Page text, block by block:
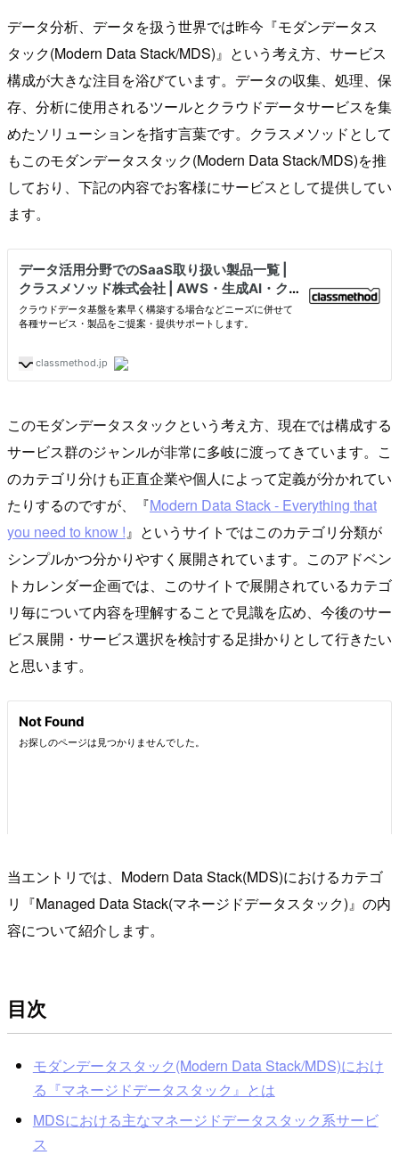
データ分析、データを扱う世界では昨今『モダンデータス
タック(Modern Data Stack/MDS)』という考え方、サービス
構成が大きな注目を浴びています。データの収集、処理、保
存、分析に使用されるツールとクラウドデータサービスを集
めたソリューションを指す言葉です。クラスメソッドとして
もこのモダンデータスタック(Modern Data Stack/MDS)を推
しており、下記の内容でお客様にサービスとして提供してい
ます。
このモダンデータスタックという考え方、現在では構成する
サービス群のジャンルが非常に多岐に渡ってきています。こ
のカテゴリ分けも正直企業や個人によって定義が分かれてい
たりするのですが、『Modern Data Stack - Everything that
you need to know !』というサイトではこのカテゴリ分類が
シンプルかつ分かりやすく展開されています。このアドベン
トカレンダー企画では、このサイトで展開されているカテゴ
リ毎について内容を理解することで見識を広め、今後のサー
ビス展開・サービス選択を検討する足掛かりとして行きたい
と思います。
当エントリでは、Modern Data Stack(MDS)におけるカテゴ
リ『Managed Data Stack(マネージドデータスタック)』の内
容について紹介します。
目次
モダンデータスタック(Modern Data Stack/MDS)におけ
る『マネージドデータスタック』とは
MDSにおける主なマネージドデータスタック系サービ
ス